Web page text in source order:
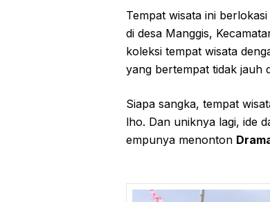
Tempat wisata ini
di desa Manggis,
koleksi tempat wisata
yang bertempat tidak jauh
Siapa sangka, tempat
lho. Dan uniknya lagi, ide
empunya menonton